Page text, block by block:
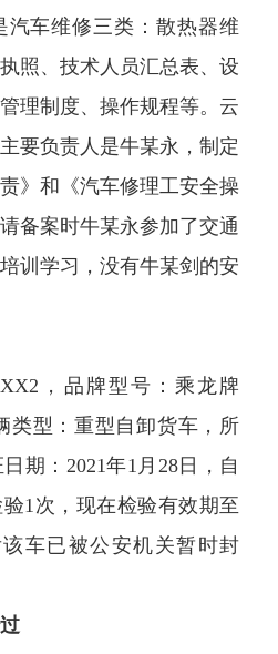
汽车维修三类：散热器维
照、技术人员汇总表、设
理制度、操作规程等。云
要负责人是牛某永，制定
》和《汽车修理工安全操
备案时牛某永参加了交通
训学习，没有牛某剑的安
，品牌型号：乘龙牌
类型：重型自卸货车，所
期：2021年1月28日，自
1次，现在检验有效期至
车已被公安机关暂时封